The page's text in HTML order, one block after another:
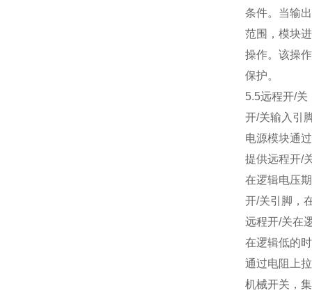
条件。当输
范围，模块
操作。该操
保护。
5.5远程开/关
开/关输入引
电源模块通
提供远程开/
在逻辑电压
开/关引脚，
远程开/关在
在逻辑低的
通过电阻上
机械开关，